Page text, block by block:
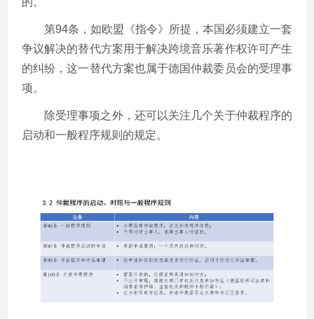
第94条，如欧盟《指令》所提，本国必须建立一套
争议解决的替代方案用于解决跨境音乐著作权许可产生
的纠纷，这一替代方案也属于德国仲裁委员会的受理事
项。
除受理事项之外，还可以关注几个关于仲裁程序的
启动和一般程序规则的规定。